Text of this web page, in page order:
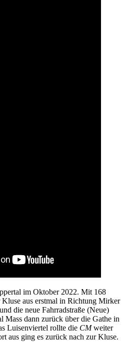
im Oktober 2022. Mit 168
aus erstmal in Richtung Mirker
die neue Fahrradstraße (Neue)
Mass dann zurück über die Gathe in
Luisenviertel rollte die CMweiter
aus ging es zurück nach zur Kluse.